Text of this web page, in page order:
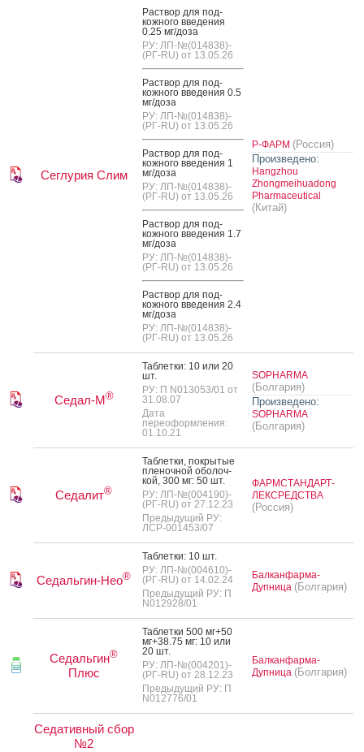
Сеглурия Слим
Рас­твор для под­
кожно­го вве­дения
0.25 мг/до­за
РУ: ЛП-№(014838)-
(РГ-RU) от 13.05.26
Рас­твор для под­
кожно­го вве­дения 0.5
мг/до­за
РУ: ЛП-№(014838)-
(РГ-RU) от 13.05.26
Рас­твор для под­
кожно­го вве­дения 1
мг/до­за
РУ: ЛП-№(014838)-
(РГ-RU) от 13.05.26
Рас­твор для под­
кожно­го вве­дения 1.7
мг/до­за
РУ: ЛП-№(014838)-
(РГ-RU) от 13.05.26
Рас­твор для под­
кожно­го вве­дения 2.4
мг/до­за
РУ: ЛП-№(014838)-
(РГ-RU) от 13.05.26
Р-ФАРМ (Россия)
Произведено:
Hangzhou
Zhongmeihuadong
Pharmaceutical
(Китай)
Седал-М®
Таб­летки: 10 или 20
шт.
РУ: П N013053/01 от
31.08.07
Дата
переоформления:
01.10.21
SOPHARMA
(Болгария)
Произведено:
SOPHARMA
(Болгария)
Седалит®
Таб­летки, пок­ры­тые
пле­ноч­ной обо­лоч­
кой, 300 мг: 50 шт.
РУ: ЛП-№(004190)-
(РГ-RU) от 27.12.23
Предыдущий РУ:
ЛСР-001453/07
ФАРМСТАНДАРТ-
ЛЕКСРЕДСТВА
(Россия)
Седальгин-Нео®
Таб­летки: 10 шт.
РУ: ЛП-№(004610)-
(РГ-RU) от 14.02.24
Предыдущий РУ: П
N012928/01
Балканфарма-
Дупница (Болгария)
Седальгин®
Плюс
Таб­летки 500 мг+50
мг+38.75 мг: 10 или
20 шт.
РУ: ЛП-№(004201)-
(РГ-RU) от 28.12.23
Предыдущий РУ: П
N012776/01
Балканфарма-
Дупница (Болгария)
Седативный сбор
№2